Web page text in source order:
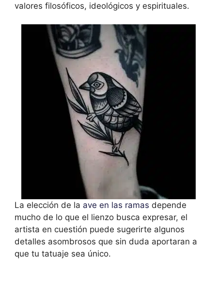
valores filosóficos, ideológicos y espirituales.
La elección de la ave en las ramas depende
mucho de lo que el lienzo busca expresar, el
artista en cuestión puede sugerirte algunos
detalles asombrosos que sin duda aportaran a
que tu tatuaje sea único.